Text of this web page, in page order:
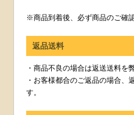
※商品到着後、必ず商品のご確
返品送料
・商品不良の場合は返送送料を
・お客様都合のご返品の場合、
す。